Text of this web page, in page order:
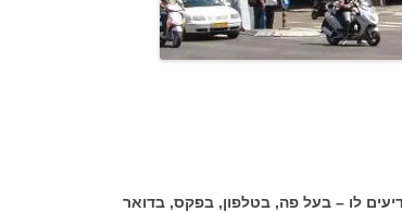
לו – בעל פה, בטלפון, בפקס, בדואר